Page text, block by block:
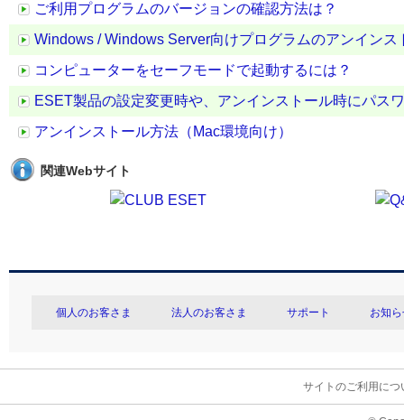
ご利用プログラムのバージョンの確認方法は？
Windows / Windows Server向けプログラムのアンインス
コンピューターをセーフモードで起動するには？
ESET製品の設定変更時や、アンインストール時にパス
アンインストール方法（Mac環境向け）
関連Webサイト
個人のお客さま 法人のお客さま サポート お知
サイトのご利用につ